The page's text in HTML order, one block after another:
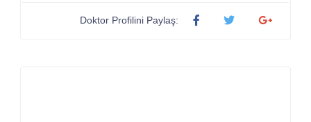
Doktor Profilini Paylaş: